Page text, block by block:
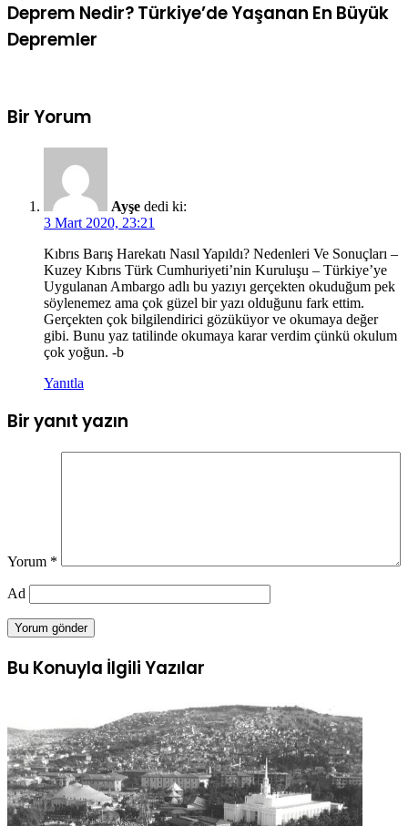
Deprem Nedir? Türkiye’de Yaşanan En Büyük
Depremler
Bir Yorum
Ayşe dedi ki:
3 Mart 2020, 23:21
Kıbrıs Barış Harekatı Nasıl Yapıldı? Nedenleri Ve Sonuçları –
Kuzey Kıbrıs Türk Cumhuriyeti’nin Kuruluşu – Türkiye’ye
Uygulanan Ambargo adlı bu yazıyı gerçekten okuduğum pek
söylenemez ama çok güzel bir yazı olduğunu fark ettim.
Gerçekten çok bilgilendirici gözüküyor ve okumaya değer
gibi. Bunu yaz tatilinde okumaya karar verdim çünkü okulum
çok yoğun. -b
Yanıtla
Bir yanıt yazın
Yorum *
Ad
Bu Konuyla İlgili Yazılar